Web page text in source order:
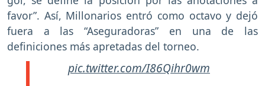
favor”. Así, Millonarios entró como octavo y dejó
fuera a las “Aseguradoras” en una de las
definiciones más apretadas del torneo.
pic.twitter.com/I86Qihr0wm